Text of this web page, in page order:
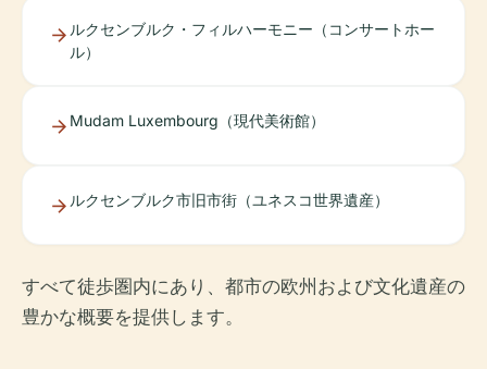
ルクセンブルク・フィルハーモニー（コンサートホー
ル）
Mudam Luxembourg（現代美術館）
ルクセンブルク市旧市街（ユネスコ世界遺産）
すべて徒歩圏内にあり、都市の欧州および文化遺産の
豊かな概要を提供します。